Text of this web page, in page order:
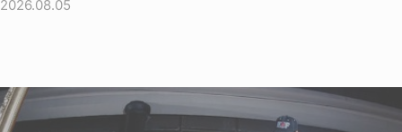
2026.08.05